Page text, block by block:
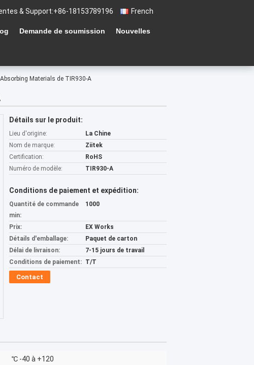
French
& Support:+86-18153789196
Demande de soumission Nouvelles
Materials de TIR930-A
Détails sur le produit:
Lieu d'origine:
La Chine
Nom de marque:
Ziitek
Certification:
RoHS
Numéro de modèle:
TIR930-A
Conditions de paiement et expédition:
Quantité de commande
min:
1000
Prix:
EX Works
Détails d'emballage:
Paquet de carton
Délai de livraison:
7-15 jours de travail
Conditions de paiement: T/T
Contact
℃ -40 à +120